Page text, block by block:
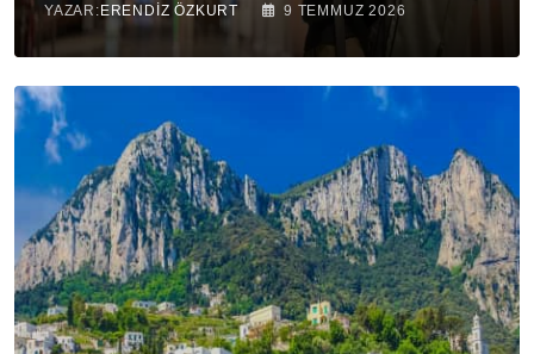
YAZAR: ERENDIZ ÖZKURT 9 TEMMUZ 2026